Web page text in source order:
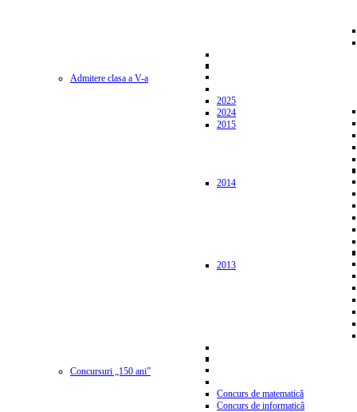
Admitere clasa a V-a
2025
2024
2015
2014
2013
Concursuri „150 ani”
Concurs de matematică
Concurs de informatică